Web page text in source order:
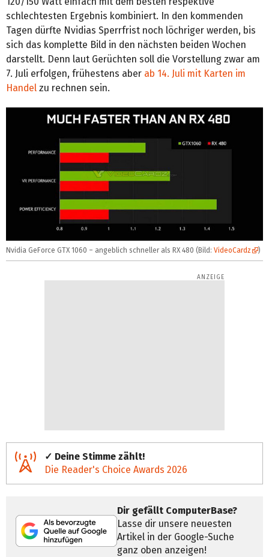
schlechtesten Ergebnis kombiniert. In den kommenden
Tagen dürfte Nvidias Sperrfrist noch löchriger werden, bis
sich das komplette Bild in den nächsten beiden Wochen
darstellt. Denn laut Gerüchten soll die Vorstellung zwar am
7. Juli erfolgen, frühestens aber ab 14. Juli mit Karten im
Handel zu rechnen sein.
Nvidia GeForce GTX 1060 – angeblich schneller als RX 480 (Bild: VideoCardz )
✓ Deine Stimme zählt!
Die Reader's Choice Awards 2026
Dir gefällt ComputerBase?
Lasse dir unsere neuesten
Artikel in der Google-Suche
ganz oben anzeigen!